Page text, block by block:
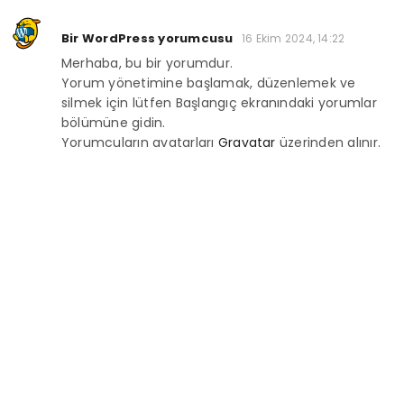
Bir WordPress yorumcusu 16 Ekim 2024, 14:22
Merhaba, bu bir yorumdur.
Yorum yönetimine başlamak, düzenlemek ve
silmek için lütfen Başlangıç ekranındaki yorumlar
bölümüne gidin.
Yorumcuların avatarları Gravatar üzerinden alınır.